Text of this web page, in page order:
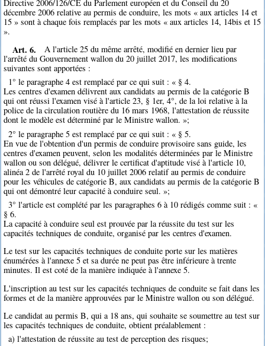
Directive 2006/126/CE du Parlement européen et du Conseil du 20
décembre 2006 relative au permis de conduire, les mots « aux articles 14 et
15 » sont à chaque fois remplacés par les mots « aux articles 14, 14bis et 15
».
Art. 6.
A l'article 25 du même arrêté, modifié en dernier lieu par
l'arrêté du Gouvernement wallon du 20 juillet 2017, les modifications
suivantes sont apportées :
1° le paragraphe 4 est remplacé par ce qui suit : « § 4.
Les centres d'examen délivrent aux candidats au permis de la catégorie B
qui ont réussi l'examen visé à l'article 23, § 1er, 4°, de la loi relative à la
police de la circulation routière du 16 mars 1968, l'attestation de réussite
dont le modèle est déterminé par le Ministre wallon. »;
2° le paragraphe 5 est remplacé par ce qui suit : « § 5.
En vue de l'obtention d'un permis de conduire provisoire sans guide, les
centres d'examen peuvent, selon les modalités déterminées par le Ministre
wallon ou son délégué, délivrer le certificat d'aptitude visé à l'article 10,
alinéa 2 de l'arrêté royal du 10 juillet 2006 relatif au permis de conduire
pour les véhicules de catégorie B, aux candidats au permis de la catégorie B
qui ont démontré leur capacité à conduire seul. »;
3° l'article est complété par les paragraphes 6 à 10 rédigés comme suit : «
§ 6.
La capacité à conduire seul est prouvée par la réussite du test sur les
capacités techniques de conduite, organisé par les centres d'examen.
Le test sur les capacités techniques de conduite porte sur les matières
énumérées à l'annexe 5 et sa durée ne peut pas être inférieure à trente
minutes. Il est coté de la manière indiquée à l'annexe 5.
L'inscription au test sur les capacités techniques de conduite se fait dans les
formes et de la manière approuvées par le Ministre wallon ou son délégué.
Le candidat au permis B, qui a 18 ans, qui souhaite se soumettre au test sur
les capacités techniques de conduite, obtient préalablement :
a) l'attestation de réussite au test de perception des risques;